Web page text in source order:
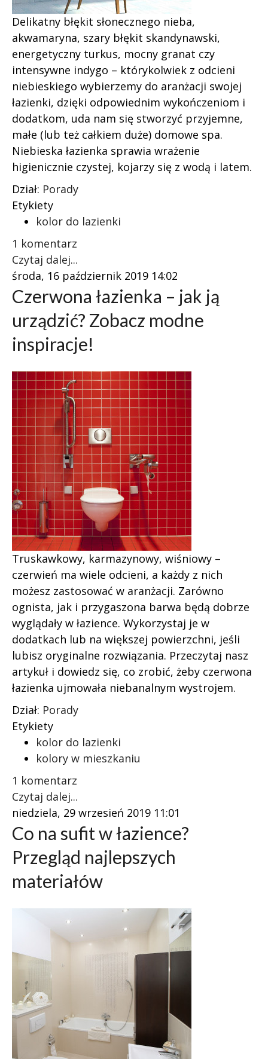
Delikatny błękit słonecznego nieba,
akwamaryna, szary błękit skandynawski,
energetyczny turkus, mocny granat czy
intensywne indygo – którykolwiek z odcieni
niebieskiego wybierzemy do aranżacji swojej
łazienki, dzięki odpowiednim wykończeniom i
dodatkom, uda nam się stworzyć przyjemne,
małe (lub też całkiem duże) domowe spa.
Niebieska łazienka sprawia wrażenie
higienicznie czystej, kojarzy się z wodą i latem.
Dział: Porady
Etykiety
kolor do lazienki
1 komentarz
Czytaj dalej...
środa, 16 październik 2019 14:02
Czerwona łazienka – jak ją
urządzić? Zobacz modne
inspiracje!
Truskawkowy, karmazynowy, wiśniowy –
czerwień ma wiele odcieni, a każdy z nich
możesz zastosować w aranżacji. Zarówno
ognista, jak i przygaszona barwa będą dobrze
wyglądały w łazience. Wykorzystaj je w
dodatkach lub na większej powierzchni, jeśli
lubisz oryginalne rozwiązania. Przeczytaj nasz
artykuł i dowiedz się, co zrobić, żeby czerwona
łazienka ujmowała niebanalnym wystrojem.
Dział: Porady
Etykiety
kolor do lazienki
kolory w mieszkaniu
1 komentarz
Czytaj dalej...
niedziela, 29 wrzesień 2019 11:01
Co na sufit w łazience?
Przegląd najlepszych
materiałów